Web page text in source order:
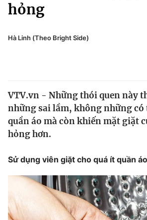
Xã hội
Pháp luật
Thế giới
Tin tức
Thế giới đó đây
Câu chuyện quốc tế
Kinh tế
Góc doanh nghiệp
Dữ liệu và đời sống
Truyền hình
Phim VTV
Giải trí
Văn hóa - Giải trí
Y tế
Công nghệ
hỏng
Hà Linh (Theo Bright Side)
VTV.vn - Những thói quen này
những sai lầm, không những có
quần áo mà còn khiến mặt giặt
hỏng hơn.
Sử dụng viên giặt cho quá ít quần áo